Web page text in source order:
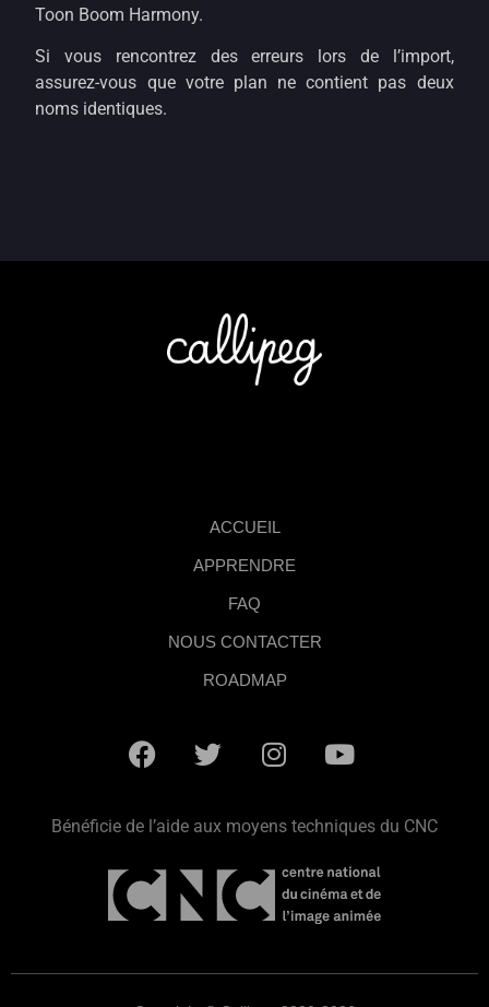
Toon Boom Harmony.
Si vous rencontrez des erreurs lors de l’import,
assurez-vous que votre plan ne contient pas deux
noms identiques.
ACCUEIL
APPRENDRE
FAQ
NOUS CONTACTER
ROADMAP
Bénéficie de l’aide aux moyens techniques du CNC